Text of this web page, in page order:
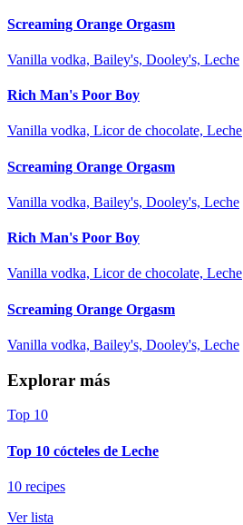
Screaming Orange Orgasm
Vanilla vodka, Bailey's, Dooley's, Leche
Rich Man's Poor Boy
Vanilla vodka, Licor de chocolate, Leche
Screaming Orange Orgasm
Vanilla vodka, Bailey's, Dooley's, Leche
Rich Man's Poor Boy
Vanilla vodka, Licor de chocolate, Leche
Screaming Orange Orgasm
Vanilla vodka, Bailey's, Dooley's, Leche
Explorar más
Top 10
Top 10 cócteles de Leche
10 recipes
Ver lista